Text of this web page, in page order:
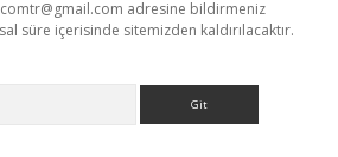
adresine bildirmeniz
süre içerisinde sitemizden kaldırılacaktır.